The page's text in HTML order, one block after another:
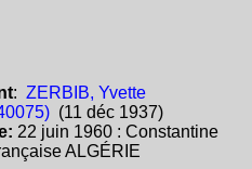
: ZERBIB, Yvette
(11 déc 1937)
22 juin 1960 : Constantine
ALGÉRIE